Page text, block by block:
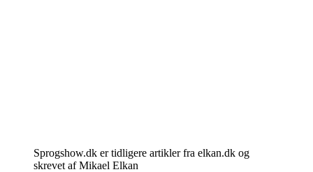
Sprogshow.dk er tidligere artikler fra elkan.dk og
skrevet af Mikael Elkan